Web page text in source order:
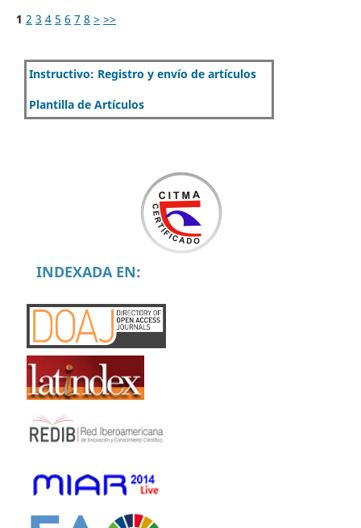
1 2 3 4 5 6 7 8 > >>
Instructivo: Registro y envío de artículos
Plantilla de Artículos
INDEXADA EN: